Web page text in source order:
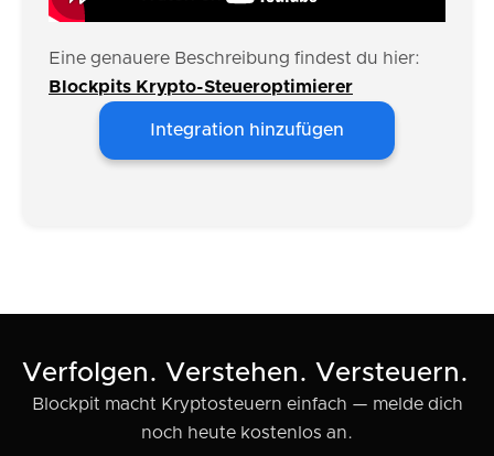
Eine genauere Beschreibung findest du hier:
Blockpits Krypto-Steueroptimierer
Integration hinzufügen
Verfolgen. Verstehen. Versteuern.
Blockpit macht Kryptosteuern einfach — melde dich
noch heute kostenlos an.